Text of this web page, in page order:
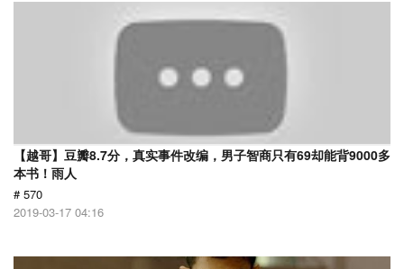
【越哥】豆瓣8.7分，真实事件改编，男子智商只有69却能背9000多
本书！雨人
# 570
2019-03-17 04:16